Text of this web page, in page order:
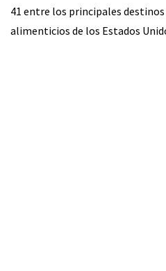
41 entre los principales
alimenticios de los Estados